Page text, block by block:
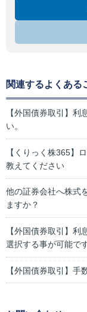
関連するよくある
【外国債券取引】利
い。
【くりっく株365】
教えてください
他の証券会社へ株式
ますか？
【外国債券取引】
選択する事が可能で
【外国債券取引】手